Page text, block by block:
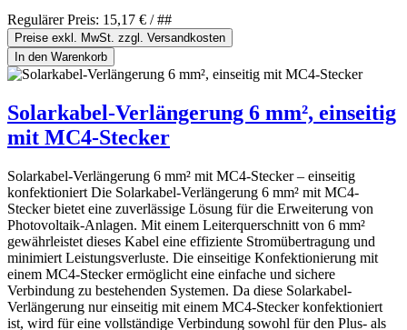
Regulärer Preis: 15,17 € / ##
Preise exkl. MwSt. zzgl. Versandkosten
In den Warenkorb
Solarkabel-Verlängerung 6 mm², einseitig
mit MC4-Stecker
Solarkabel-Verlängerung 6 mm² mit MC4-Stecker – einseitig
konfektioniert Die Solarkabel-Verlängerung 6 mm² mit MC4-
Stecker bietet eine zuverlässige Lösung für die Erweiterung von
Photovoltaik-Anlagen. Mit einem Leiterquerschnitt von 6 mm²
gewährleistet dieses Kabel eine effiziente Stromübertragung und
minimiert Leistungsverluste. Die einseitige Konfektionierung mit
einem MC4-Stecker ermöglicht eine einfache und sichere
Verbindung zu bestehenden Systemen. Da diese Solarkabel-
Verlängerung nur einseitig mit einem MC4-Stecker konfektioniert
ist, wird für eine vollständige Verbindung sowohl für den Plus- als